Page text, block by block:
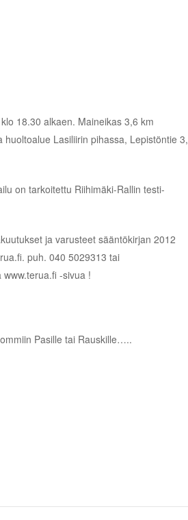
18.30 alkaen. Maineikas 3,6 km
Lasiliirin pihassa, Lepistöntie 3,
on tarkoitettu Riihimäki-Rallin testi-
ja varusteet sääntökirjan 2012
puh. 040 5029313 tai
-sivua !
Pasille tai Rauskille…..